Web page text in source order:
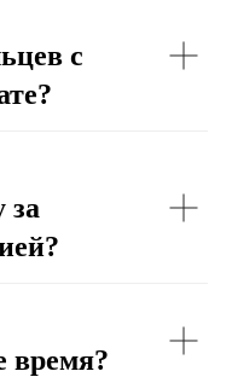
с
за
время?